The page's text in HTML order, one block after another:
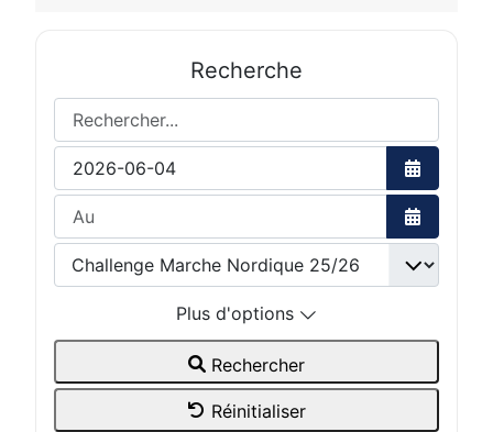
Recherche
Rechercher...
Ouvrir le
Ouvrir le
Plus d'options
Rechercher
Réinitialiser